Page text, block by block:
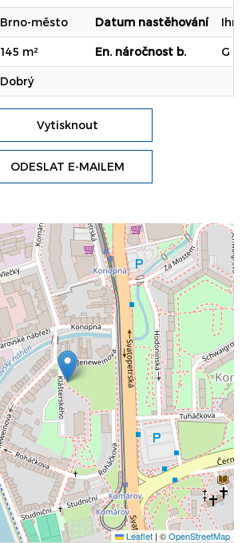
Brno-město Datum nastěhování
145 m² En. náročnost b. G
Dobrý
Vytisknout
ODESLAT E-MAILEM
Leaflet| ©OpenStreetMap